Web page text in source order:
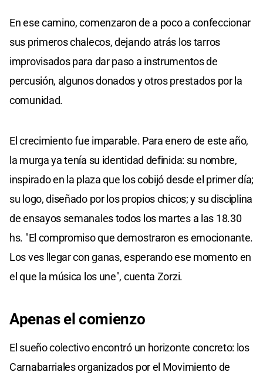
En ese camino, comenzaron de a poco a confeccionar
sus primeros chalecos, dejando atrás los tarros
improvisados para dar paso a instrumentos de
percusión, algunos donados y otros prestados por la
comunidad.
El crecimiento fue imparable. Para enero de este año,
la murga ya tenía su identidad definida: su nombre,
inspirado en la plaza que los cobijó desde el primer día;
su logo, diseñado por los propios chicos; y su disciplina
de ensayos semanales todos los martes a las 18.30
hs. "El compromiso que demostraron es emocionante.
Los ves llegar con ganas, esperando ese momento en
el que la música los une", cuenta Zorzi.
Apenas el comienzo
El sueño colectivo encontró un horizonte concreto: los
Carnabarriales organizados por el Movimiento de